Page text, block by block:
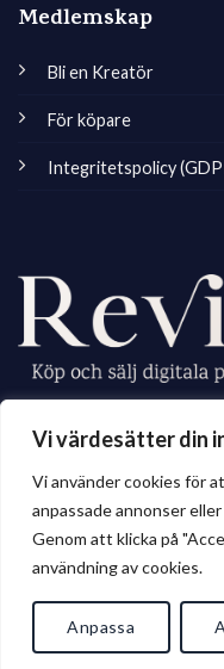
Vi värdesätter din
Vi använder cookies för
anpassade annonser
Genom att klicka på
användning av cookies.
Anpassa
erbjuder ett brett sortiment
Medlemskap
Bli en Kreatör
För köpare
Integritetspolicy
© 2026 Revilo.se